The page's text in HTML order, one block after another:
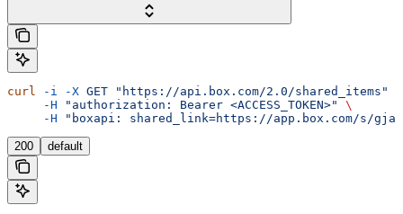
curl -i -X GET "https://api.box.com/2.0/shared_items"
     -H
"authorization: Bearer <ACCESS_TOKEN>"
\
     -H
"boxapi: shared_link=https://app.box.com/s/
200 default